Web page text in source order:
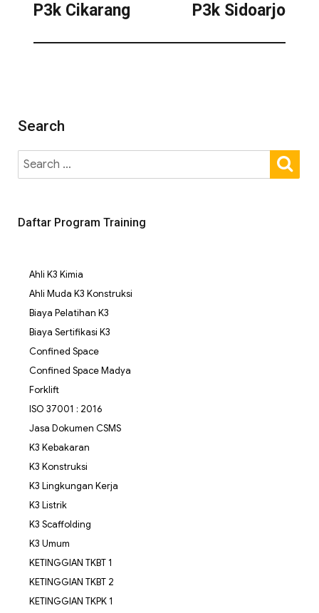
P3k Cikarang
P3k Sidoarjo
Search
Daftar Program Training
Ahli K3 Kimia
Ahli Muda K3 Konstruksi
Biaya Pelatihan K3
Biaya Sertifikasi K3
Confined Space
Confined Space Madya
Forklift
ISO 37001 : 2016
Jasa Dokumen CSMS
K3 Kebakaran
K3 Konstruksi
K3 Lingkungan Kerja
K3 Listrik
K3 Scaffolding
K3 Umum
KETINGGIAN TKBT 1
KETINGGIAN TKBT 2
KETINGGIAN TKPK 1